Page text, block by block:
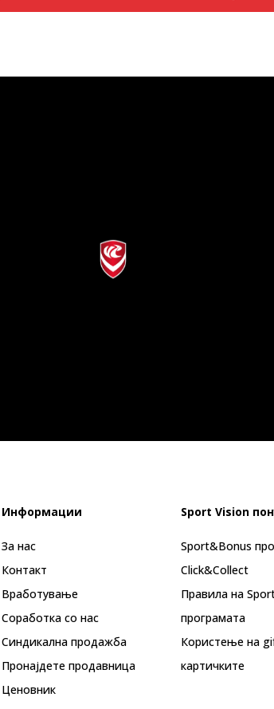
Информации
За нас
Контакт
Вработување
Соработка со нас
Синдикална продажба
Пронајдете продавница
Ценовник
Sport Vision
Sport&Bonus
Click&Collect
Правила на
програмата
Користење на
картичките